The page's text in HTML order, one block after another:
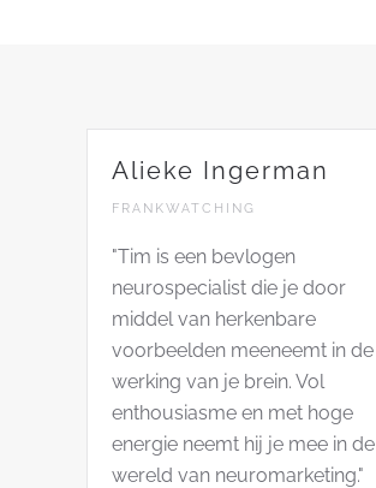
Alieke Ingerman
FRANKWATCHING
"Tim is een bevlogen
neurospecialist die je door
middel van herkenbare
voorbeelden meeneemt in de
werking van je brein. Vol
enthousiasme en met hoge
energie neemt hij je mee in de
wereld van neuromarketing."